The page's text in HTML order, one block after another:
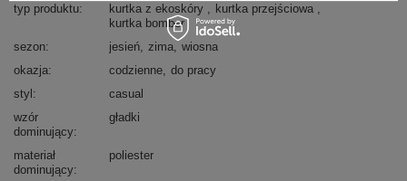
typ produktu
kurtka z ekoskóry
kurtka przejściowa
kurtka bomber
sezon
jesień zima wiosna
okazja
codzienne do pracy
styl
casual
wzór
dominujący
gładki
materiał
dominujący
poliester